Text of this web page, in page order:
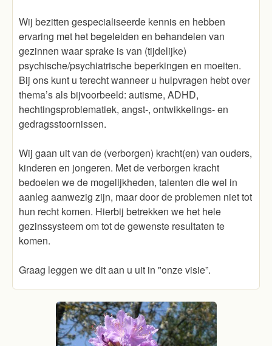
Wij bezitten gespecialiseerde kennis en hebben
ervaring met het begeleiden en behandelen van
gezinnen waar sprake is van (tijdelijke)
psychische/psychiatrische beperkingen en moeiten.
Bij ons kunt u terecht wanneer u hulpvragen hebt over
thema’s als bijvoorbeeld: autisme, ADHD,
hechtingsproblematiek, angst-, ontwikkelings- en
gedragsstoornissen.
Wij gaan uit van de (verborgen) kracht(en) van ouders,
kinderen en jongeren. Met de verborgen kracht
bedoelen we de mogelijkheden, talenten die wel in
aanleg aanwezig zijn, maar door de problemen niet tot
hun recht komen. Hierbij betrekken we het hele
gezinssysteem om tot de gewenste resultaten te
komen.
Graag leggen we dit aan u uit in "onze visie”.